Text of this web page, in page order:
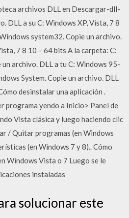
archivos DLL en Descargar-dll-
DLL a su C: Windows XP, Vista, 7 8
system32. Copie un archivo.
7 8 10 – 64 bits A la carpeta: C:
archivo. DLL a tu C: Windows 95-
System. Copie un archivo. DLL
desinstalar una aplicación .
programa yendo a Inicio> Panel de
Vista clásica y luego haciendo clic
/ Quitar programas (en Windows
(en Windows 7 y 8).. Cómo
Windows Vista o 7 Luego se le
instaladas
solucionar este